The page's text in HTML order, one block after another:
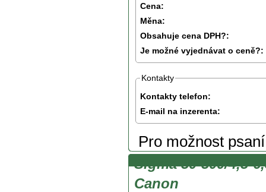
Cena:
Měna:
Obsahuje cena DPH?:
Je možné vyjednávat o ceně?:
Kontakty
Kontakty telefon:
E-mail na inzerenta:
Pro možnost
Sigma 50-500/4,5-
Canon